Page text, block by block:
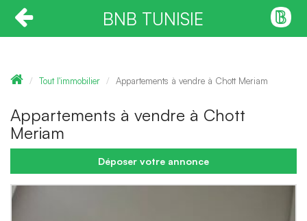
BNB TUNISIE
Tout l'immobilier Appartements à vendre à Chott Meriam
Appartements à vendre à Chott
Meriam
Déposer votre annonce